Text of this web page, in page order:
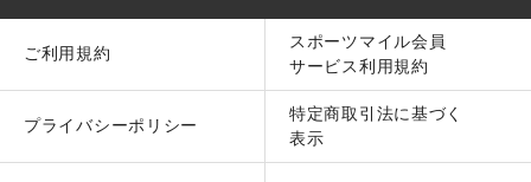
ご利用規約
スポーツマイル会員
サービス利用規約
プライバシーポリシー
特定商取引法に基づく
表示